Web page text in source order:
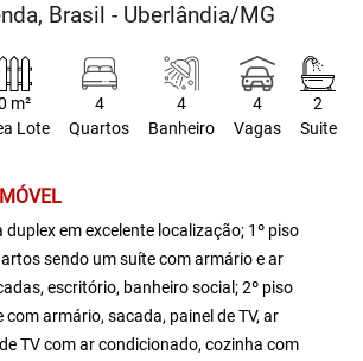
Brasil - Uberlândia/MG
m²
Lote
4
Quartos
4
Banheiro
4
Vagas
2
Suite
em excelente localização; 1º piso
sendo um suíte com armário e ar
escritório, banheiro social; 2º piso
armário, sacada, painel de TV, ar
TV com ar condicionado, cozinha com